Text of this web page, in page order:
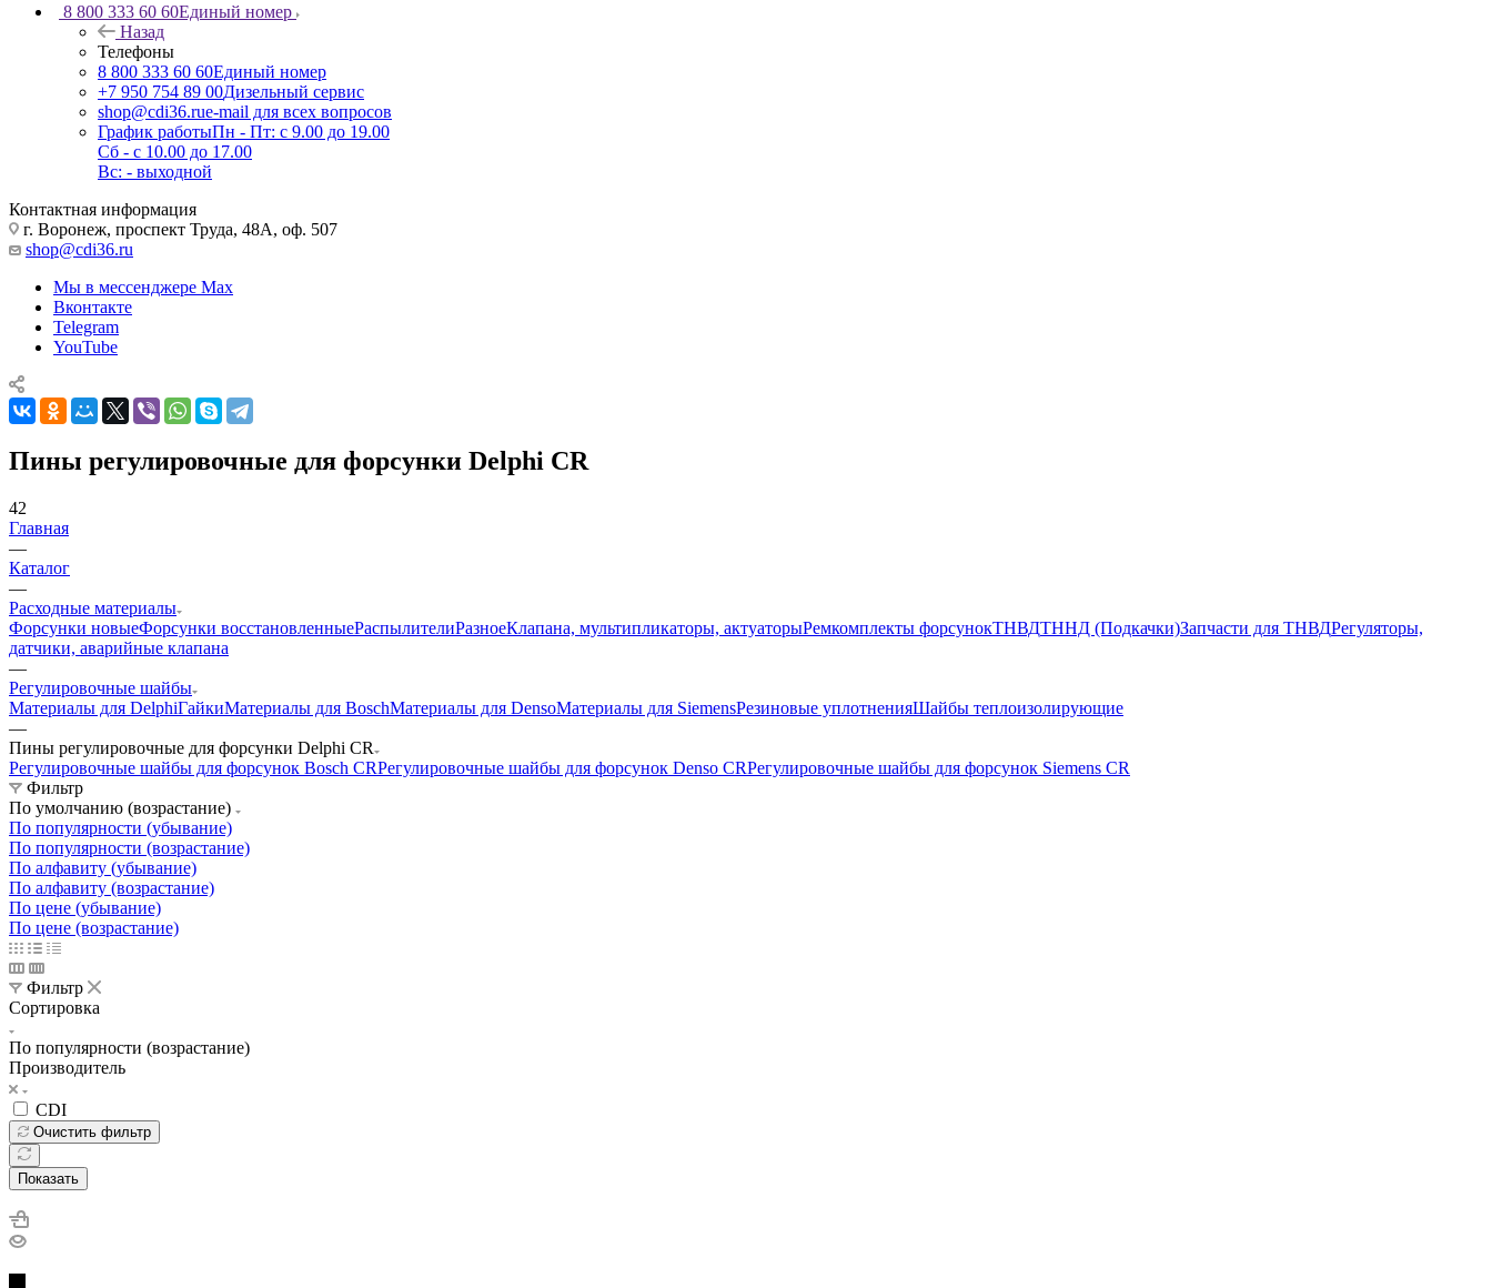
8 800 333 60 60Единый номер
Назад
Телефоны
8 800 333 60 60Единый номер
+7 950 754 89 00Дизельный сервис
shop@cdi36.rue-mail для всех вопросов
График работыПн - Пт: с 9.00 до 19.00
Сб - с 10.00 до 17.00
Вс: - выходной
Контактная информация
г. Воронеж, проспект Труда, 48А, оф. 507
shop@cdi36.ru
Мы в мессенджере Max
Вконтакте
Telegram
YouTube
Пины регулировочные для форсунки Delphi CR
42
Главная
—
Каталог
—
Расходные материалы
Форсунки новыеФорсунки восстановленныеРаспылителиРазноеКлапана, мультипликаторы, актуаторыРемкомплекты форсунокТНВДТННД (Подкачки)Запчасти для ТНВДРегуляторы,
датчики, аварийные клапана
—
Регулировочные шайбы
Материалы для DelphiГайкиМатериалы для BoschМатериалы для DensoМатериалы для SiemensРезиновые уплотненияШайбы теплоизолирующие
—
Пины регулировочные для форсунки Delphi CR
Регулировочные шайбы для форсунок Bosch CRРегулировочные шайбы для форсунок Denso CRРегулировочные шайбы для форсунок Siemens CR
Фильтр
По умолчанию (возрастание)
По популярности (убывание)
По популярности (возрастание)
По алфавиту (убывание)
По алфавиту (возрастание)
По цене (убывание)
По цене (возрастание)
Фильтр
Сортировка
По популярности (возрастание)
Производитель
CDI
Очистить фильтр
Показать